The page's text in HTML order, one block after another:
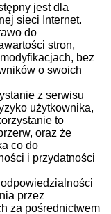
jest dla
sieci Internet.
do
stron,
bez
o swoich
z serwisu
użytkownika,
to
oraz że
co do
i przydatności
przez
za pośrednictwem